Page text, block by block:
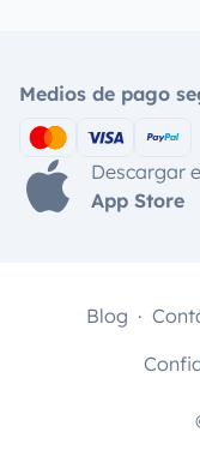
Medios de pago
Descargar
App Store
Blog